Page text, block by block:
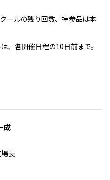
ルの残り回数、持参品は本
、各開催日程の10日前まで。
成
長